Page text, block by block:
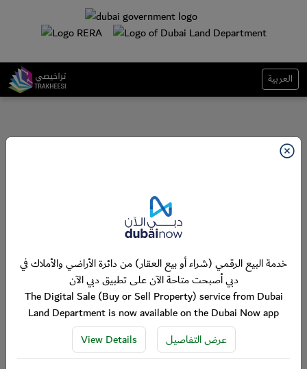
العربية
خدمة البيع الرقمي (شراء أو بيع العقار) من دائرة الأراضي والأملاك في
دبي أصبحت متاحة الآن على تطبيق دبي الآن
The Digital Sale (Buy or Sell Property) service from Dubai
Land Department is now available on the Dubai Now app
View Details
عرض التفاصيل